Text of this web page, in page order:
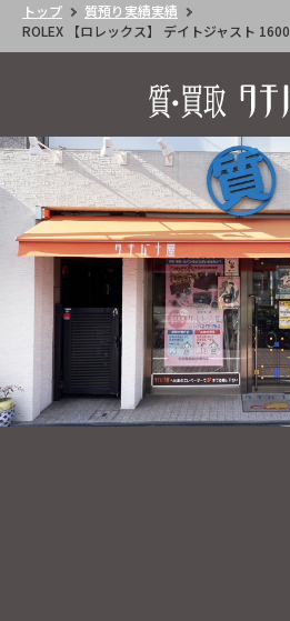
トップ
質預り実績実績
ROLEX 【ロレックス】 デイトジャスト 1600